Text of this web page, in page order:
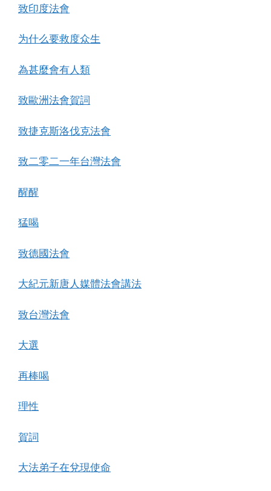
致印度法會
为什么要救度众生
為甚麼會有人類
致歐洲法會賀詞
致捷克斯洛伐克法會
致二零二一年台灣法會
醒醒
猛喝
致德國法會
大紀元新唐人媒體法會講法
致台灣法會
大選
再棒喝
理性
賀詞
大法弟子在兌現使命